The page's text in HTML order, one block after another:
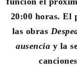
20:00 horas. El
las obras
ausencia y la
canciones